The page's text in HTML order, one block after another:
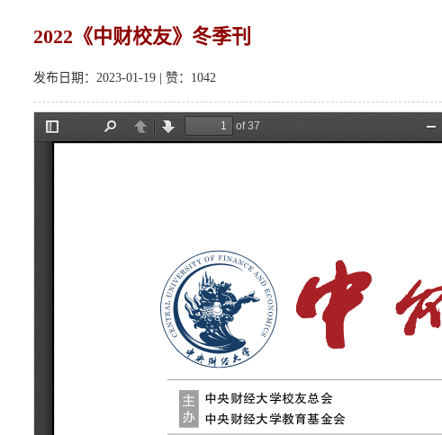
2022《中财校友》冬季刊
发布日期：2023-01-19 | 赞： 1042